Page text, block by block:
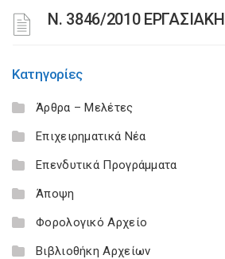
Ν. 3846/2010
Κατηγορίες
Άρθρα – Μελέτες
Επιχειρηματικά Νέα
Επενδυτικά Προγράμματα
Άποψη
Φορολογικό Αρχείο
Βιβλιοθήκη Αρχείων